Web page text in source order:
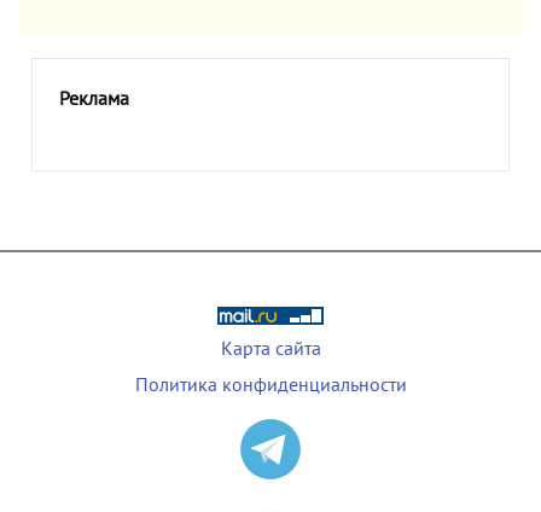
Реклама
Карта сайта
Политика конфиденциальности